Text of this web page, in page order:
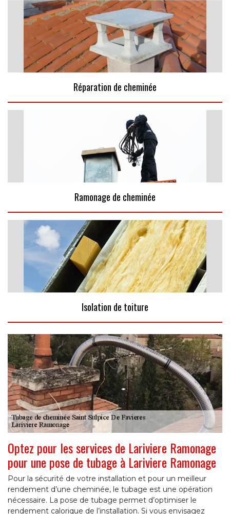
Réparation de cheminée
Ramonage de cheminée
Isolation de toiture
Optez pour les services de Lariviere Ramonage
pour une pose de tubage à Lariviere Ramonage
Pour la sécurité de votre installation et pour un meilleur
rendement d’une cheminée, le tubage est une opération
nécessaire. La pose de tubage permet d’optimiser le
rendement calorique de l’installation. Si vous envisagez